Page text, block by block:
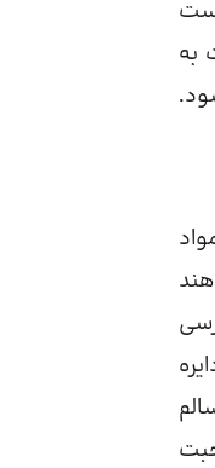
به